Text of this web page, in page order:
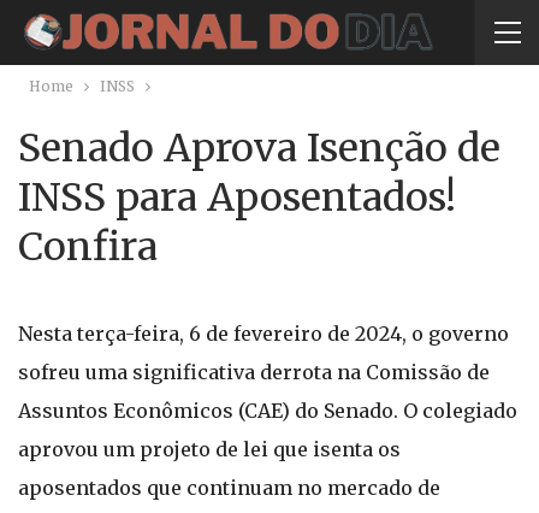
Home INSS
Senado Aprova Isenção de
INSS para Aposentados!
Confira
Nesta terça-feira, 6 de fevereiro de 2024, o governo
sofreu uma significativa derrota na Comissão de
Assuntos Econômicos (CAE) do Senado. O colegiado
aprovou um projeto de lei que isenta os
aposentados que continuam no mercado de